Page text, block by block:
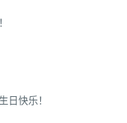
快乐！